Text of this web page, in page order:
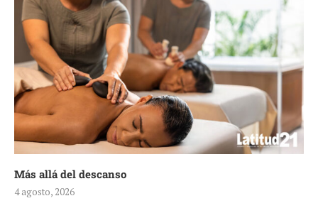
Más allá del descanso
4 agosto, 2026